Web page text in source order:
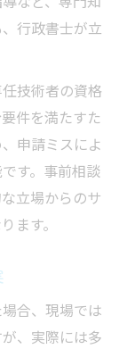
行政書士が立
技術者の資格
件を満たすた
申請ミスによ
す。事前相談
立場からのサ
ます。
合、現場では
、実際には多